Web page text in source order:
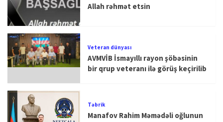
Allah rəhmət etsin
Veteran dünyası
AVMVİB İsmayıllı rayon şöbəsinin
bir qrup veteranı ilə görüş keçirilib
Təbrik
Manafov Rahim Məmədəli oğlunun